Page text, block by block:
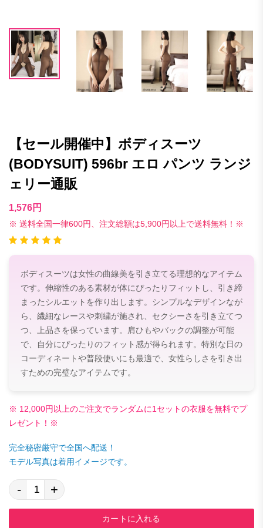
【セール開催中】ボディスーツ
(BODYSUIT) 596br エロ パンツ ランジ
ェリー通販
1,576円
※ 送料全国一律600円、注文総額は5,900円以上で送料無料！※
ボディスーツは女性の曲線美を引き立てる理想的なアイテム
です。伸縮性のある素材が体にぴったりフィットし、引き締
まったシルエットを作り出します。シンプルなデザインなが
ら、繊細なレースや刺繍が施され、セクシーさを引き立てつ
つ、上品さを保っています。肩ひもやバックの調整が可能
で、自分にぴったりのフィット感が得られます。特別な日の
コーディネートや普段使いにも最適で、女性らしさを引き出
すための完璧なアイテムです。
※ 12,000円以上のご注文でランダムに1セットの衣服を無料でプ
レゼント！※
完全秘密厳守で全国へ配送！
モデル写真は着用イメージです。
- +
カートに入れる